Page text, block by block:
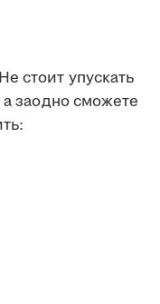
стоит упускать
заодно сможете